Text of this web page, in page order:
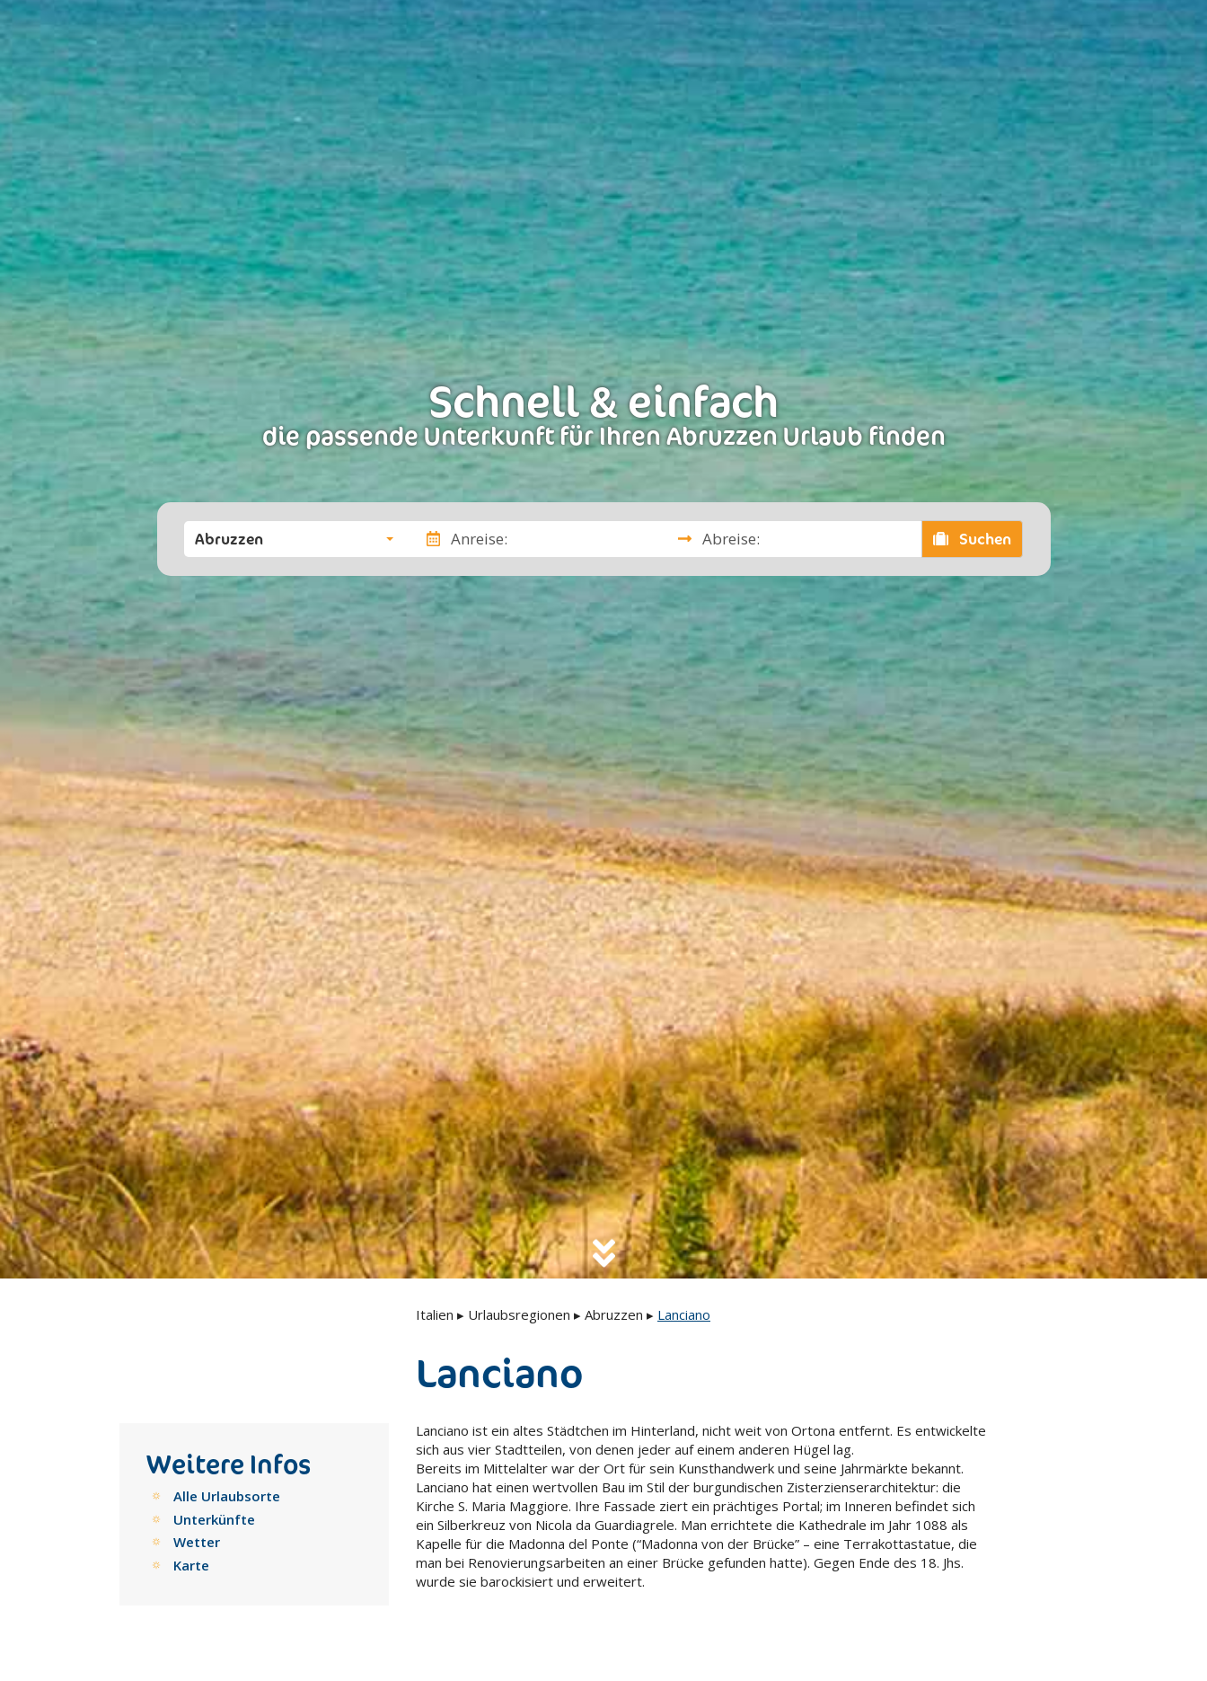
Schnell & einfach
die passende Unterkunft für Ihren Abruzzen Urlaub finden
Abruzzen Anreise: Abreise: Suchen
Italien ▸ Urlaubsregionen ▸ Abruzzen ▸ Lanciano
Lanciano
Lanciano ist ein altes Städtchen im Hinterland, nicht weit von Ortona entfernt. Es entwickelte
sich aus vier Stadtteilen, von denen jeder auf einem anderen Hügel lag.
Bereits im Mittelalter war der Ort für sein Kunsthandwerk und seine Jahrmärkte bekannt.
Lanciano hat einen wertvollen Bau im Stil der burgundischen Zisterzienserarchitektur: die
Kirche S. Maria Maggiore. Ihre Fassade ziert ein prächtiges Portal; im Inneren befindet sich
ein Silberkreuz von Nicola da Guardiagrele. Man errichtete die Kathedrale im Jahr 1088 als
Kapelle für die Madonna del Ponte (“Madonna von der Brücke” – eine Terrakottastatue, die
man bei Renovierungsarbeiten an einer Brücke gefunden hatte). Gegen Ende des 18. Jhs.
wurde sie barockisiert und erweitert.
Weitere Infos
Alle Urlaubsorte
Unterkünfte
Wetter
Karte